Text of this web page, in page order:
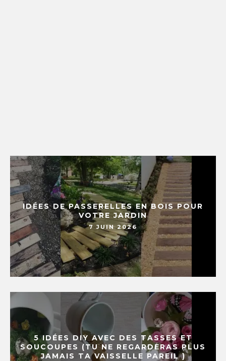
IDÉES DE PASSERELLES EN BOIS POUR
VOTRE JARDIN
7 JUIN 2026
5 IDÉES DIY AVEC DES TASSES ET
SOUCOUPES (TU NE REGARDERAS PLUS
JAMAIS TA VAISSELLE PAREIL )